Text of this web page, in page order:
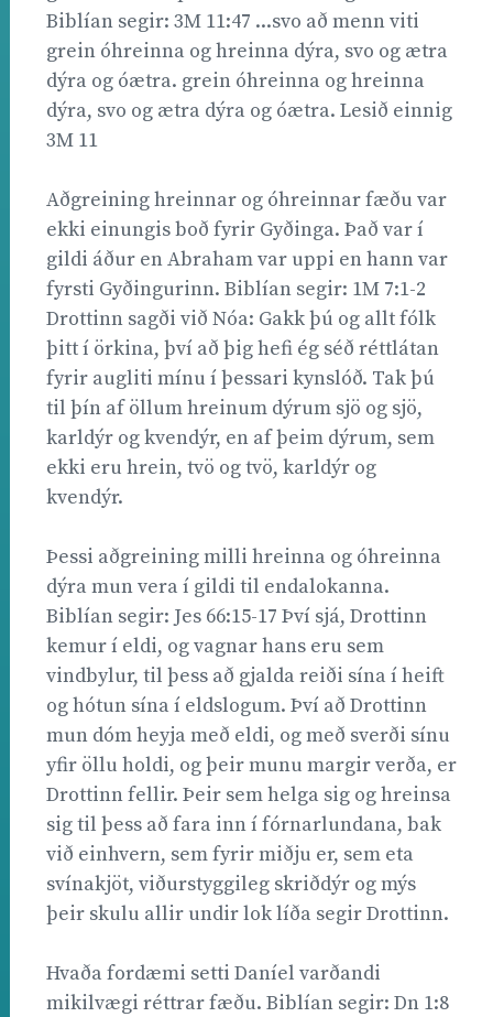
Biblían segir: 3M 11:47 ...svo að menn viti
grein óhreinna og hreinna dýra, svo og ætra
dýra og óætra. grein óhreinna og hreinna
dýra, svo og ætra dýra og óætra. Lesið einnig
3M 11
Aðgreining hreinnar og óhreinnar fæðu var
ekki einungis boð fyrir Gyðinga. Það var í
gildi áður en Abraham var uppi en hann var
fyrsti Gyðingurinn. Biblían segir: 1M 7:1-2
Drottinn sagði við Nóa: Gakk þú og allt fólk
þitt í örkina, því að þig hefi ég séð réttlátan
fyrir augliti mínu í þessari kynslóð. Tak þú
til þín af öllum hreinum dýrum sjö og sjö,
karldýr og kvendýr, en af þeim dýrum, sem
ekki eru hrein, tvö og tvö, karldýr og
kvendýr.
Þessi aðgreining milli hreinna og óhreinna
dýra mun vera í gildi til endalokanna.
Biblían segir: Jes 66:15-17 Því sjá, Drottinn
kemur í eldi, og vagnar hans eru sem
vindbylur, til þess að gjalda reiði sína í heift
og hótun sína í eldslogum. Því að Drottinn
mun dóm heyja með eldi, og með sverði sínu
yfir öllu holdi, og þeir munu margir verða, er
Drottinn fellir. Þeir sem helga sig og hreinsa
sig til þess að fara inn í fórnarlundana, bak
við einhvern, sem fyrir miðju er, sem eta
svínakjöt, viðurstyggileg skriðdýr og mýs
þeir skulu allir undir lok líða segir Drottinn.
Hvaða fordæmi setti Daníel varðandi
mikilvægi réttrar fæðu. Biblían segir: Dn 1:8